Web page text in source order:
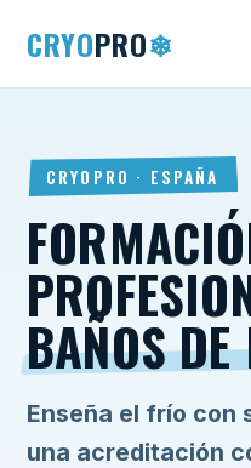
CRYOPRO❄
CRYOPRO · ESPAÑA
BAÑOS DE
Enseña el frío con
una acreditación